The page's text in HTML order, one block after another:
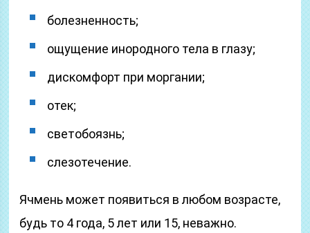
болезненность;
ощущение инородного тела в глазу;
дискомфорт при моргании;
отек;
светобоязнь;
слезотечение.
Ячмень может появиться в любом возрасте,
будь то 4 года, 5 лет или 15, неважно.